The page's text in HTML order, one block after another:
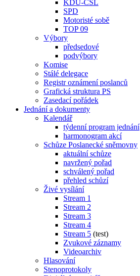
KDU-ČSL
SPD
Motoristé sobě
TOP 09
Výbory
předsedové
podvýbory
Komise
Stálé delegace
Registr oznámení poslanců
Grafická struktura PS
Zasedací pořádek
Jednání a dokumenty
Kalendář
týdenní program jednání
harmonogram akcí
Schůze Poslanecké sněmovny
aktuální schůze
navržený pořad
schválený pořad
přehled schůzí
Živé vysílání
Stream 1
Stream 2
Stream 3
Stream 4
Stream 5 (test)
Zvukové záznamy
Videoarchiv
Hlasování
Stenoprotokoly